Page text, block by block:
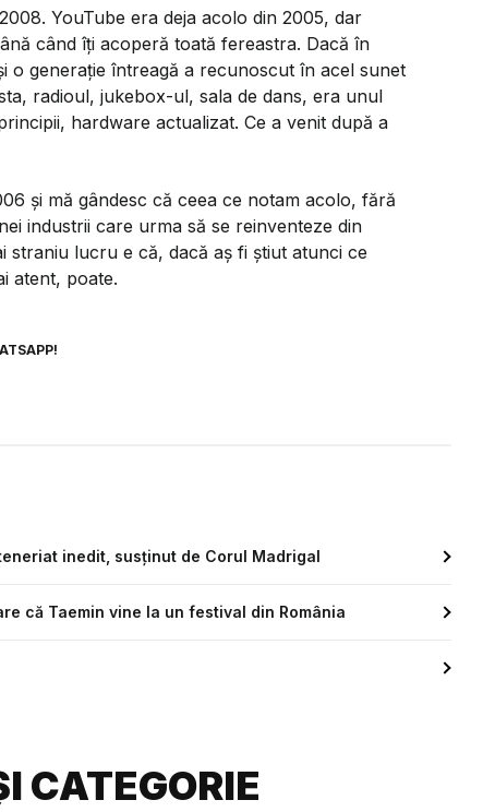
YouTube era deja acolo din 2005, dar
când îți acoperă toată fereastra. Dacă în
o generație întreagă a recunoscut în acel sunet
radioul, jukebox-ul, sala de dans, era unul
hardware actualizat. Ce a venit după a
și mă gândesc că ceea ce notam acolo, fără
industrii care urma să se reinventeze din
straniu lucru e că, dacă aș fi știut atunci ce
atent, poate.
inedit, susținut de Corul Madrigal
că Taemin vine la un festival din România
CATEGORIE